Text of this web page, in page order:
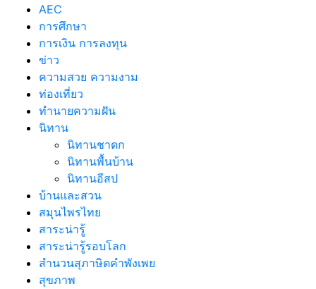
AEC
การศึกษา
การเงิน การลงทุน
ข่าว
ความสวย ความงาม
ท่องเที่ยว
ทํานายความฝัน
นิทาน
นิทานชาดก
นิทานพื้นบ้าน
นิทานอีสป
บ้านและสวน
สมุนไพรไทย
สาระน่ารู้
สาระน่ารู้รอบโลก
สำนวนสุภาษิตคำพังเพย
สุขภาพ